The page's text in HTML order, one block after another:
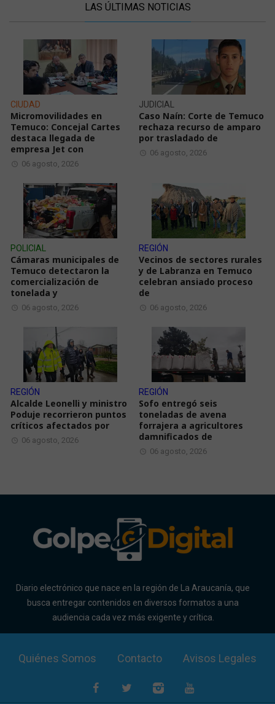
LAS ÚLTIMAS NOTICIAS
CIUDAD
Micromovilidades en
Temuco: Concejal Cartes
destaca llegada de
empresa Jet con
06 agosto, 2026
JUDICIAL
Caso Naín: Corte de Temuco
rechaza recurso de amparo
por trasladado de
06 agosto, 2026
POLICIAL
Cámaras municipales de
Temuco detectaron la
comercialización de
tonelada y
06 agosto, 2026
REGIÓN
Vecinos de sectores rurales
y de Labranza en Temuco
celebran ansiado proceso
de
06 agosto, 2026
REGIÓN
Alcalde Leonelli y ministro
Poduje recorrieron puntos
críticos afectados por
06 agosto, 2026
REGIÓN
Sofo entregó seis
toneladas de avena
forrajera a agricultores
damnificados de
06 agosto, 2026
Diario electrónico que nace en la región de La Araucanía, que
busca entregar contenidos en diversos formatos a una
audiencia cada vez más exigente y crítica.
Quiénes Somos Contacto Avisos Legales